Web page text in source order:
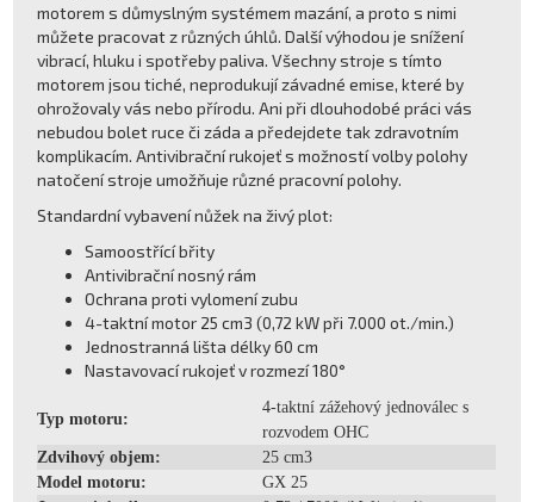
motorem s důmyslným systémem mazání, a proto s nimi
můžete pracovat z různých úhlů. Další výhodou je snížení
vibrací, hluku i spotřeby paliva. Všechny stroje s tímto
motorem jsou tiché, neprodukují závadné emise, které by
ohrožovaly vás nebo přírodu. Ani při dlouhodobé práci vás
nebudou bolet ruce či záda a předejdete tak zdravotním
komplikacím. Antivibrační rukojeť s možností volby polohy
natočení stroje umožňuje různé pracovní polohy.
Standardní vybavení nůžek na živý plot:
Samoostřící břity
Antivibrační nosný rám
Ochrana proti vylomení zubu
4-taktní motor 25 cm3 (0,72 kW při 7.000 ot./min.)
Jednostranná lišta délky 60 cm
Nastavovací rukojeť v rozmezí 180°
Typ motoru:
4-taktní zážehový jednoválec s
rozvodem OHC
Zdvihový objem:
25 cm3
Model motoru:
GX 25